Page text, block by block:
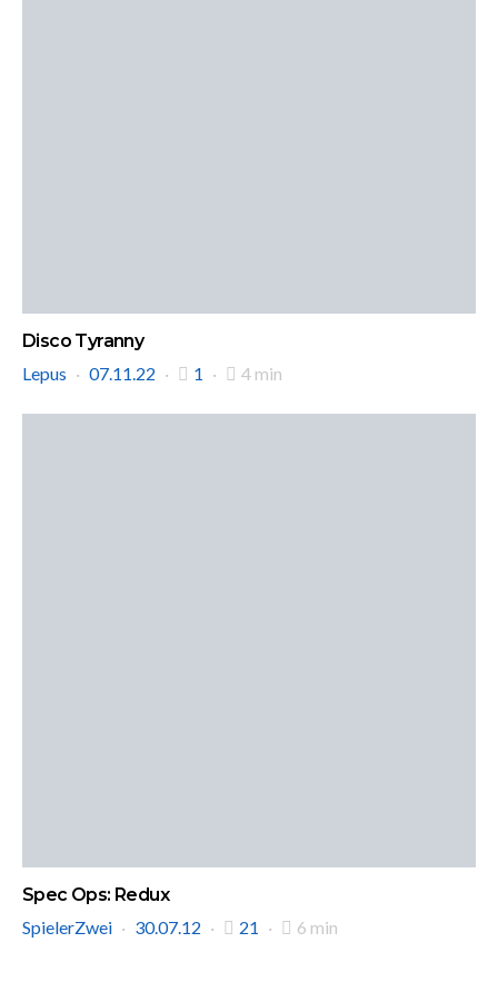
Disco Tyranny
Lepus
07.11.22 1 4 min
Spec Ops: Redux
SpielerZwei
30.07.12 21 6 min